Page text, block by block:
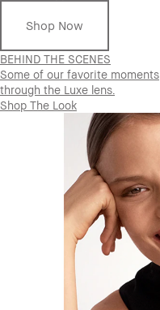
Shop Now
BEHIND THE SCENES
Some of our favorite moments
through the Luxe lens.
Shop The Look